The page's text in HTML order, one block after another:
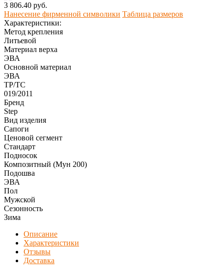
3 806.40 руб.
Нанесение фирменной символики Таблица размеров
Характеристики:
Метод крепления
Литьевой
Материал верха
ЭВА
Оcновной материал
ЭВА
ТР/ТС
019/2011
Бренд
Step
Вид изделия
Сапоги
Ценовой сегмент
Стандарт
Подносок
Композитный (Мун 200)
Подошва
ЭВА
Пол
Мужской
Сезонность
Зима
Описание
Характеристики
Отзывы
Доставка